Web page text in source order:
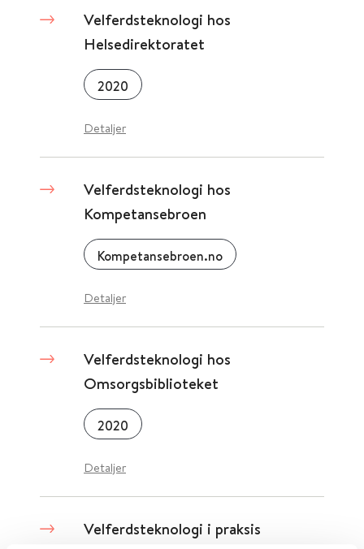
Velferdsteknologi hos
Helsedirektoratet
2020
Detaljer
Velferdsteknologi hos
Kompetansebroen
Kompetansebroen.no
Detaljer
Velferdsteknologi hos
Omsorgsbiblioteket
2020
Detaljer
Velferdsteknologi i praksis